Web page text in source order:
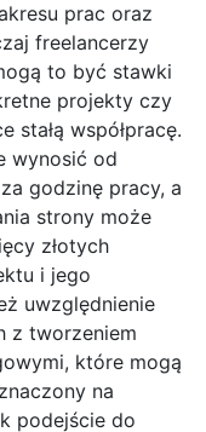
prac oraz
freelancerzy
to być stawki
projekty czy
stałą współpracę.
wynosić od
godzinę pracy, a
strony może
złotych
i jego
uwzględnienie
z tworzeniem
które mogą
na
podejście do